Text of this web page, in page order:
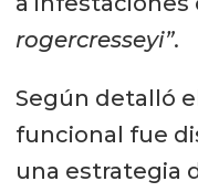
rogercresseyi”.
Según detalló
funcional fue
una estrategia